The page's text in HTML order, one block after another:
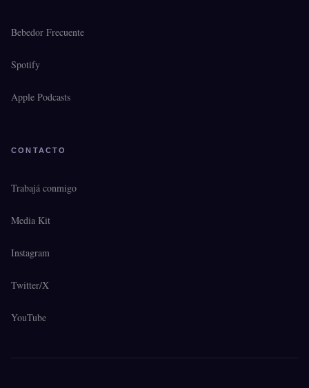
Bebedor Frecuente
Spotify
Apple Podcasts
CONTACTO
Trabajá conmigo
Media Kit
Instagram
Twitter/X
YouTube